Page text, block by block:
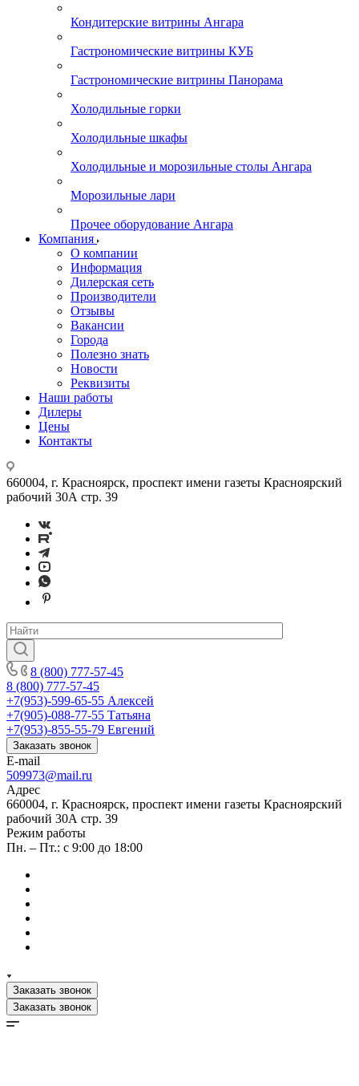
Кондитерские витрины Ангара
Гастрономические витрины КУБ
Гастрономические витрины Панорама
Холодильные горки
Холодильные шкафы
Холодильные и морозильные столы Ангара
Морозильные лари
Прочее оборудование Ангара
Компания
О компании
Информация
Дилерская сеть
Производители
Отзывы
Вакансии
Города
Полезно знать
Новости
Реквизиты
Наши работы
Дилеры
Цены
Контакты
660004, г. Красноярск, проспект имени газеты Красноярский
рабочий 30А стр. 39
8 (800) 777-57-45
8 (800) 777-57-45
+7(953)-599-65-55 Алексей
+7(905)-088-77-55 Татьяна
+7(953)-855-55-79 Евгений
Заказать звонок
E-mail
509973@mail.ru
Адрес
660004, г. Красноярск, проспект имени газеты Красноярский
рабочий 30А стр. 39
Режим работы
Пн. – Пт.: с 9:00 до 18:00
Заказать звонок
Заказать звонок